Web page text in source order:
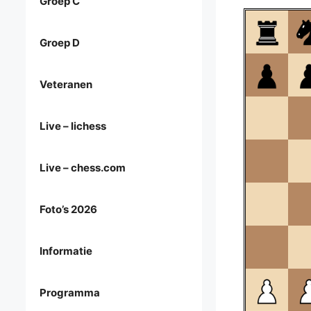
Groep D
Veteranen
Live – lichess
Live – chess.com
Foto’s 2026
Informatie
Programma